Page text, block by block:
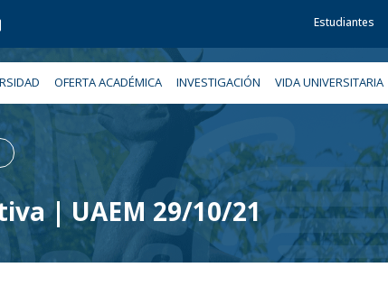
Estudiantes
OFERTA ACADÉMICA INVESTIGACIÓN VIDA UNIVERSITARIA
| UAEM 29/10/21